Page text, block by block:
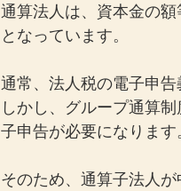
通算法人は、資本金の
となっています。
通常、法人税の電子申告
しかし、グループ通算
子申告が必要になります
そのため、通算子法人